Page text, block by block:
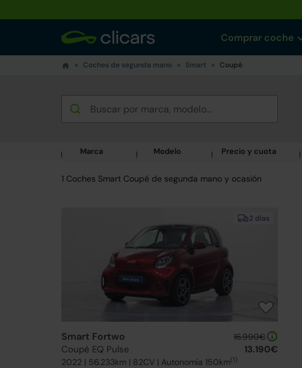
Comprar coche
Coches de segunda mano Smart Coupé
Marca Modelo Precio y cuota
1 Coches Smart Coupé de segunda mano y ocasión
2 días
Smart Fortwo
Coupé EQ Pulse
2022 | 56.233km | 82CV | Autonomía 150km(1)
16.990€
13.190€